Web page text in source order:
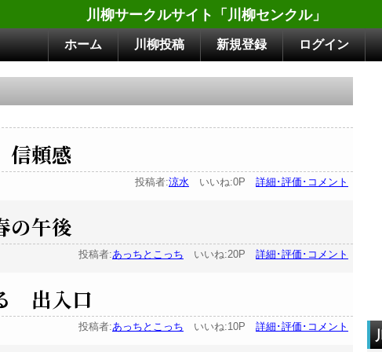
川柳サークルサイト「川柳センクル」
ホーム 川柳投稿 新規登録 ログイン
頼感
投稿者:涼水 いいね:0P 詳細･評価･コメント
午後
投稿者:あっちとこっち いいね:20P 詳細･評価･コメント
出入口
投稿者:あっちとこっち いいね:10P 詳細･評価･コメント